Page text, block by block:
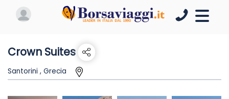
Crown Suites
Santorini , Grecia